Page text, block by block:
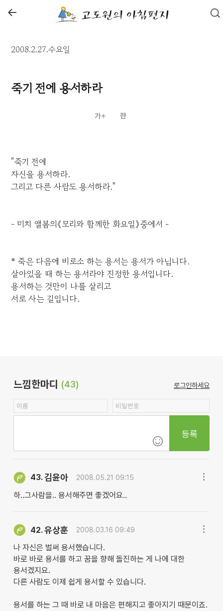
←
2008.2.27.수요일
죽기 전에 용서하라
"죽기 전에
자신을 용서하라.
그리고 다른 사람도 용서하라."
- 미치 앨봄의《모리와 함께한 화요일》중에서 -
* 죽은 다음에 비로소 하는 용서는 용서가 아닙니다.
살아있을 때 하는 용서라야 진정한 용서입니다.
용서하는 것만이 나를 살리고
서로 사는 길입니다.
느낌한마디 (43) 로그인하세요
등록
43.김윤아 2008.05.21 09:15
하..그사람을.. 용서해주면 좋겠어요..
42.유상훈 2008.03.16 09:49
나 자신은 벌써 용서했습니다.
바로 바로 용서를 하고 꿈을 향해 돌진하는 게 나에 대한
용서겠지요.
다른 사람도 이제 쉽게 용서할 수 있습니다.
용서를 하는 그 때 바로 내 마음은 편해지고 좋아지기 때문이죠.